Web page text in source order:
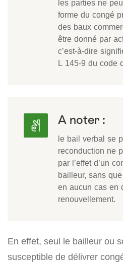
les parties ne
forme du congé
des baux
être donné par
c’est-à-dire
L 145-9 du code
A noter :
le bail verbal se
reconduction ne
par l’effet d’un
bailleur, sans
en aucun cas en
renouvellement.
En effet, seul le bailleur ou
susceptible de délivrer